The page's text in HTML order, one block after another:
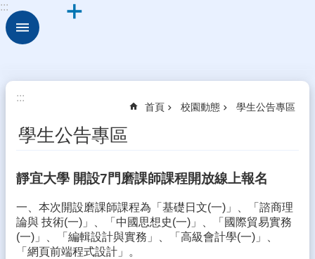
跳到主要內容區塊
進
關
古
坑
德
福
政
組
:::
:::
首頁 校園動態 學生公告專區
學生公告專區
靜宜大學 開設7門磨課師課程開放線上報名
一、本次開設磨課師課程為「基礎日文(一)」、「諮商理
論與 技術(一)」、「中國思想史(一)」、「國際貿易實務
(一)」、「編輯設計與實務」、「高級會計學(一)」、
「網頁前端程式設計」。